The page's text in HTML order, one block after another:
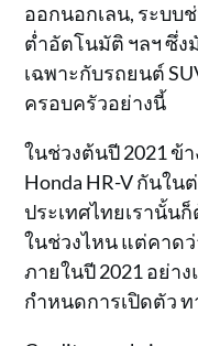
ออกนอกเลน, ระบบ
ต่ำอัตโนมัติ ฯลฯ ซึ่
เฉพาะกับรถยนต์
ครอบครัวอย่างนี้
ในช่วงต้นปี 2021 ข้
Honda HR-V กันใ
ประเทศไทยเรานั้น
ในช่วงไหน แต่คาดว่
ภายในปี 2021 อย่า
กำหนดการเปิดตัว ท